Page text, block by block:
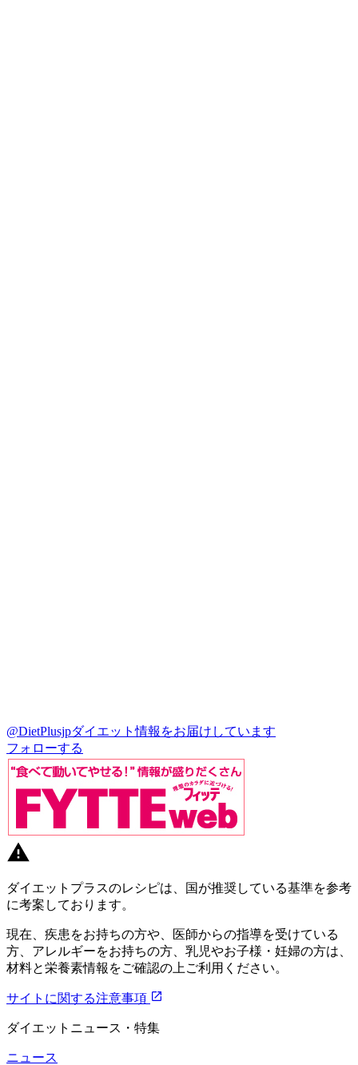
@DietPlusjpダイエット情報をお届けしています
フォローする
ダイエットプラスのレシピは、国が推奨している基準を参考
に考案しております。
現在、疾患をお持ちの方や、医師からの指導を受けている
方、アレルギーをお持ちの方、乳児やお子様・妊婦の方は、
材料と栄養素情報をご確認の上ご利用ください。
サイトに関する注意事項
ダイエットニュース・特集
ニュース